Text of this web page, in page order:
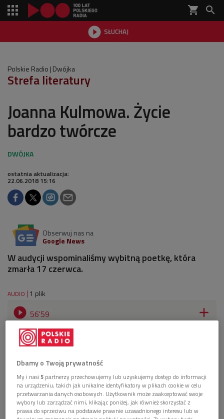
shopping_cart 
 SŁUCHAJ

Polskie Radio Dwójka
Strefa literatury
Joanna Kulmowa. Życie
bardzo twórcze
ostatnia aktualizacja:
22.06.2018 15:16
Obserwuj nas na
Google News
W audycji wspominaliśmy wybitną poetkę, która
zmarła 17 czerwca.
AUDIO 1 plik
 56'59 
Joanna Kulmowa. Życie bardzo twórcze (Strefa
literatury/Dwójka)
Dbamy o Twoją prywatność
My i nasi5 partnerzy przechowujemy lub uzyskujemy dostęp do informacji
na urządzeniu, takich jak unikalne identyfikatory w plikach cookie w celu
przetwarzania danych osobowych. Użytkownik może zaakceptować swoje
wybory lub zarządzać nimi, klikając poniżej, jak również skorzystać z
prawa do sprzeciwu na podstawie prawnie uzasadnionego interesu lub w